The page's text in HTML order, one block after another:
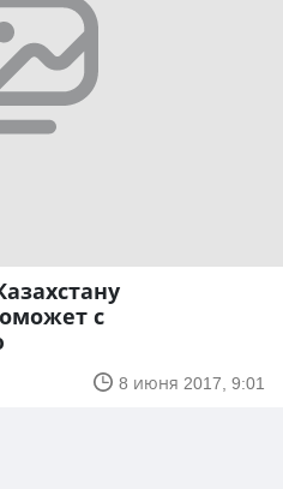
с
8 июня 2017, 9:01